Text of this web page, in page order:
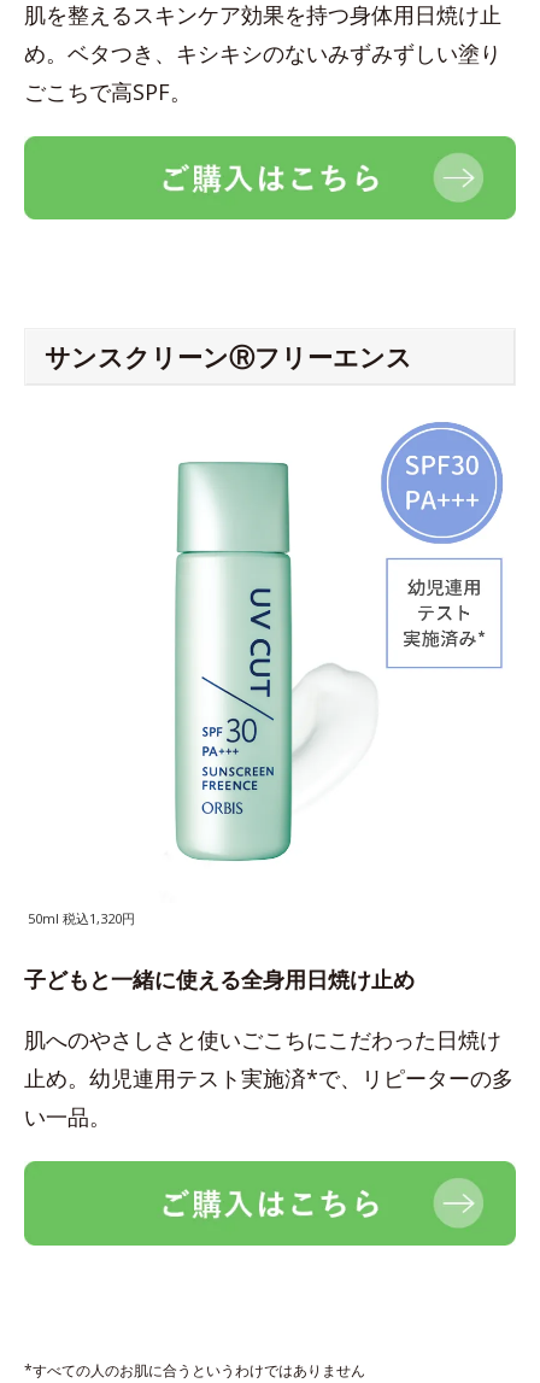
肌を整えるスキンケア効果を持つ身体用日焼け止
め。ベタつき、キシキシのないみずみずしい塗り
ごこちで高SPF。
サンスクリーンⓇフリーエンス
50ml 税込1,320円
子どもと一緒に使える全身用日焼け止め
肌へのやさしさと使いごこちにこだわった日焼け
止め。幼児連用テスト実施済*で、リピーターの多
い一品。
*すべての人のお肌に合うというわけではありません